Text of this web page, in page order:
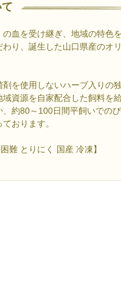
血を受け継ぎ、地域の特色を
り、誕生した山口県産のオリ
を使用しないハーブ入りの独
資源を自家配合した飼料を給
約80～100日間平飼いでのび
おります。
難 とりにく 国産 冷凍】